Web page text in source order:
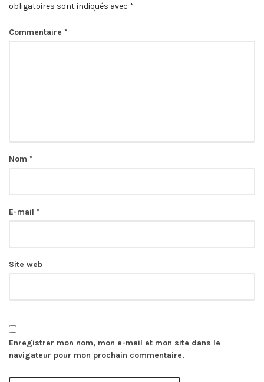
obligatoires sont indiqués avec *
Commentaire *
Nom *
E-mail *
Site web
Enregistrer mon nom, mon e-mail et mon site dans le
navigateur pour mon prochain commentaire.